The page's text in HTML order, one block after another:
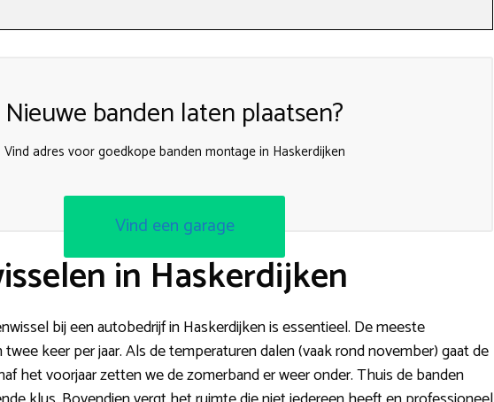
Nieuwe banden laten plaatsen?
Vind adres voor goedkope banden montage in Haskerdijken
Vind een garage
in Haskerdijken
bij een autobedrijf in Haskerdijken is essentieel. De meeste
keer per jaar. Als de temperaturen dalen (vaak rond november) gaat de
het voorjaar zetten we de zomerband er weer onder. Thuis de banden